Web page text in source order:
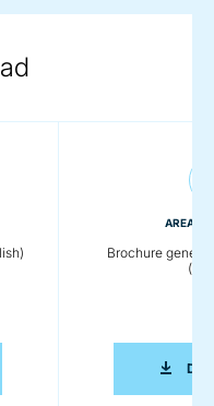
TRASPORTO
AREA
Brochure